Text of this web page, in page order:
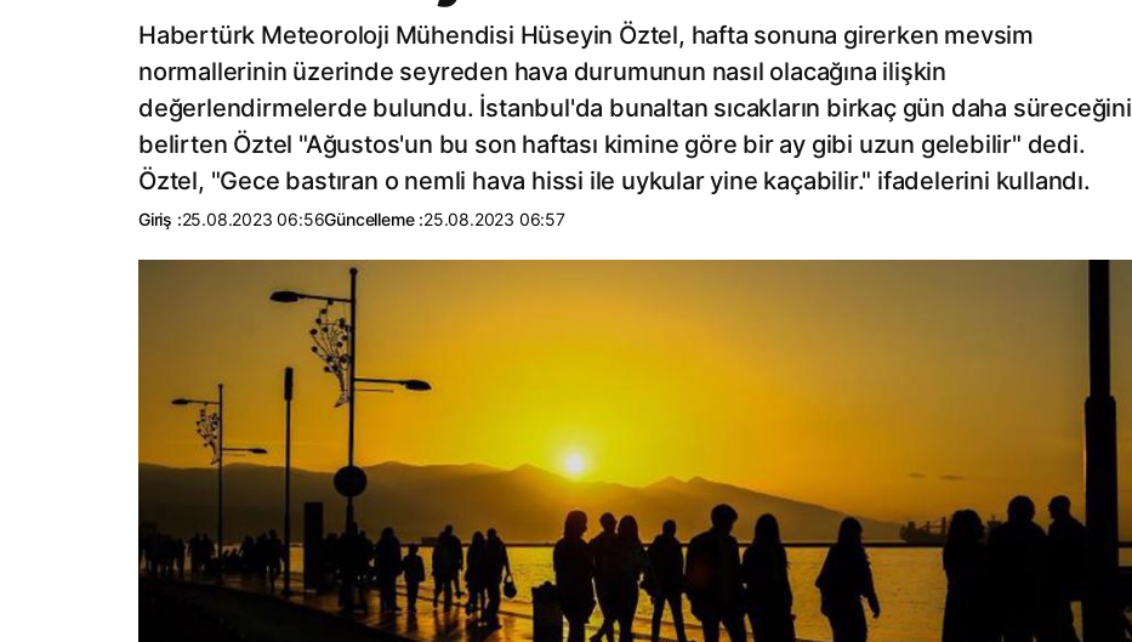
Habertürk Meteoroloji Mühendisi Hüseyin Öztel, hafta sonuna girerken mevsim
normallerinin üzerinde seyreden hava durumunun nasıl olacağına ilişkin
değerlendirmelerde bulundu. İstanbul'da bunaltan sıcakların birkaç gün daha süreceğini
belirten Öztel "Ağustos'un bu son haftası kimine göre bir ay gibi uzun gelebilir" dedi.
Öztel, "Gece bastıran o nemli hava hissi ile uykular yine kaçabilir." ifadelerini kullandı.
Giriş :25.08.2023 06:56Güncelleme :25.08.2023 06:57